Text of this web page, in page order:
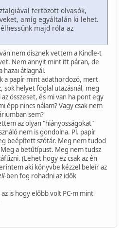
fertőzött olvasók,
amíg egyáltalán ki lehet.
majd róla az
nem dísznek vettem a Kindle-t
Nem annyit mint itt páran, de
hazai átlagnál.
a papír mint adathordozó, mert
sok helyet foglal utazásnál, meg
összeset, és mi van ha pont egy
épp nincs nálam? Vagy csak nem
sem?
az olyan "hiányosságokat"
nem is gondolna. Pl. papír
beépített szótár. Meg nem tudod
a betűtípust. Meg nem tudsz
(Lehet hogy ez csak az én
aki könyvbe kézzel beleír az
-ben fog rohadni az idők
is hogy előbb volt PC-m mint